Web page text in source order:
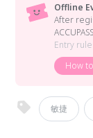
Offline
After
Entry
How
敏捷